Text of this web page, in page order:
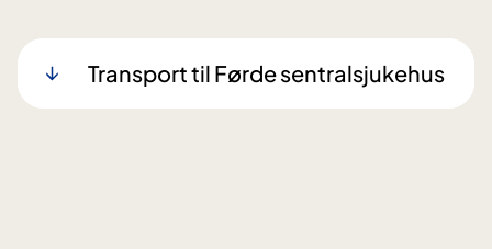
Transport til Førde sentralsjukehus